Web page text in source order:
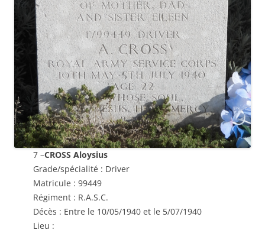
7 –CROSS Aloysius
Grade/spécialité : Driver
Matricule : 99449
Régiment : R.A.S.C.
Décès : Entre le 10/05/1940 et le 5/07/1940
Lieu :